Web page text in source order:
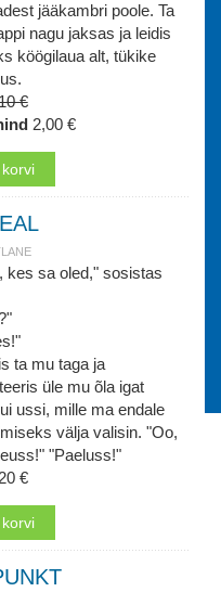
jääkambri poole. Ta
nagu jaksas ja leidis
köögilaua alt, tükike
€
2,00 €
kes sa oled," sosistas
ta mu taga ja
üle mu õla igat
ussi, mille ma endale
välja valisin. "Oo,
"Paeluss!"
€